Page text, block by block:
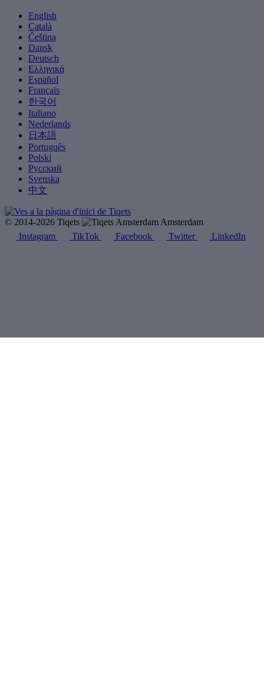
English
Català
Čeština
Dansk
Deutsch
Ελληνικά
Español
Français
한국어
Italiano
Nederlands
日本語
Português
Polski
Русский
Svenska
中文
© 2014-2026 Tiqets
Amsterdam
Instagram
TikTok Facebook Twitter LinkedIn